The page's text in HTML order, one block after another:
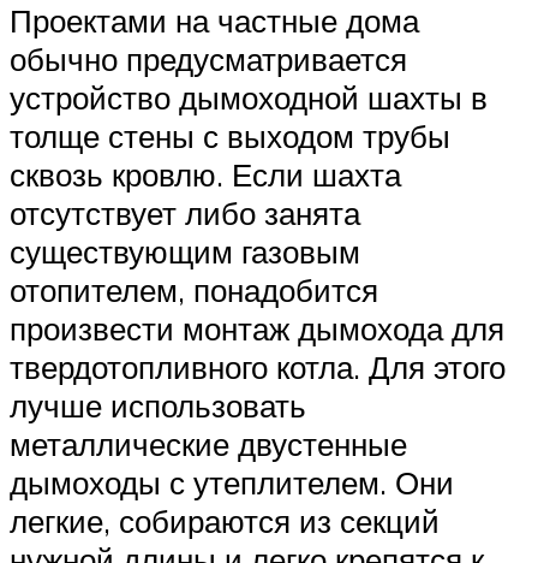
Проектами на частные дома
обычно предусматривается
устройство дымоходной шахты в
толще стены с выходом трубы
сквозь кровлю. Если шахта
отсутствует либо занята
существующим газовым
отопителем, понадобится
произвести монтаж дымохода для
твердотопливного котла. Для этого
лучше использовать
металлические двустенные
дымоходы с утеплителем. Они
легкие, собираются из секций